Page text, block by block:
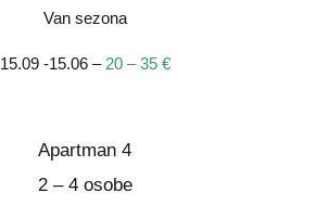
Van sezona
15.09 -15.06 –20 – 35 €
Apartman 4
2 – 4 osobe